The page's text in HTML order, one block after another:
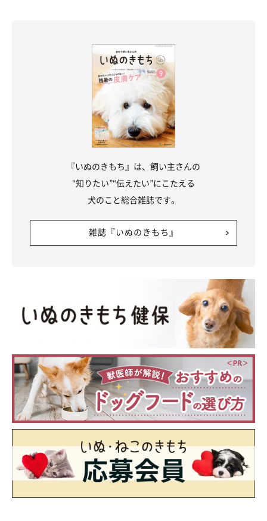
『いぬのきもち』は、飼い主さんの
“知りたい”“伝えたい”にこたえる
犬のこと総合雑誌です。
雑誌『いぬのきもち』